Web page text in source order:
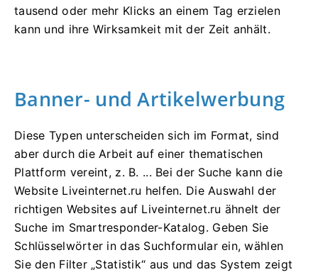
tausend oder mehr Klicks an einem Tag erzielen
kann und ihre Wirksamkeit mit der Zeit anhält.
Banner- und Artikelwerbung
Diese Typen unterscheiden sich im Format, sind
aber durch die Arbeit auf einer thematischen
Plattform vereint, z. B. ... Bei der Suche kann die
Website Liveinternet.ru helfen. Die Auswahl der
richtigen Websites auf Liveinternet.ru ähnelt der
Suche im Smartresponder-Katalog. Geben Sie
Schlüsselwörter in das Suchformular ein, wählen
Sie den Filter „Statistik“ aus und das System zeigt